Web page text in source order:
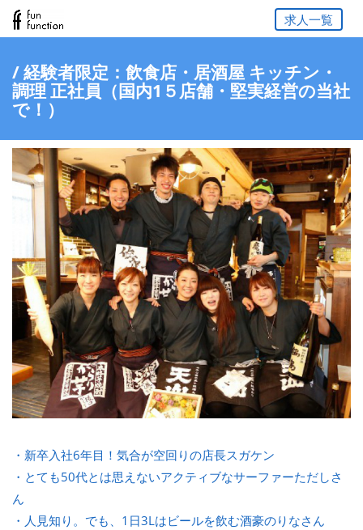
求人一覧
/ 経験者限定：飲食店・居酒屋 キッチン・
調理 正社員（国内1５店舗・堅実経営の当社
で！）
・新卒入社6年目！気合が空回りの店長スガケン
・とても50代とは思えないアクティブなサーファーただしさ
ん
・人見知り。でも、1日3Lはビールを飲む酒豪のりなさん